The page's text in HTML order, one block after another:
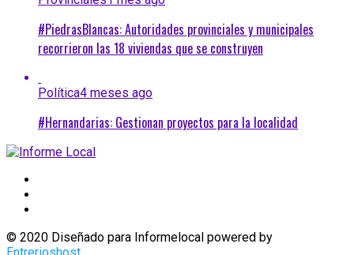
#PiedrasBlancas: Autoridades provinciales y municipales
recorrieron las 18 viviendas que se construyen
Política4 meses ago
#Hernandarias: Gestionan proyectos para la localidad
© 2020 Diseñado para Informelocal powered by
Entrerioshost